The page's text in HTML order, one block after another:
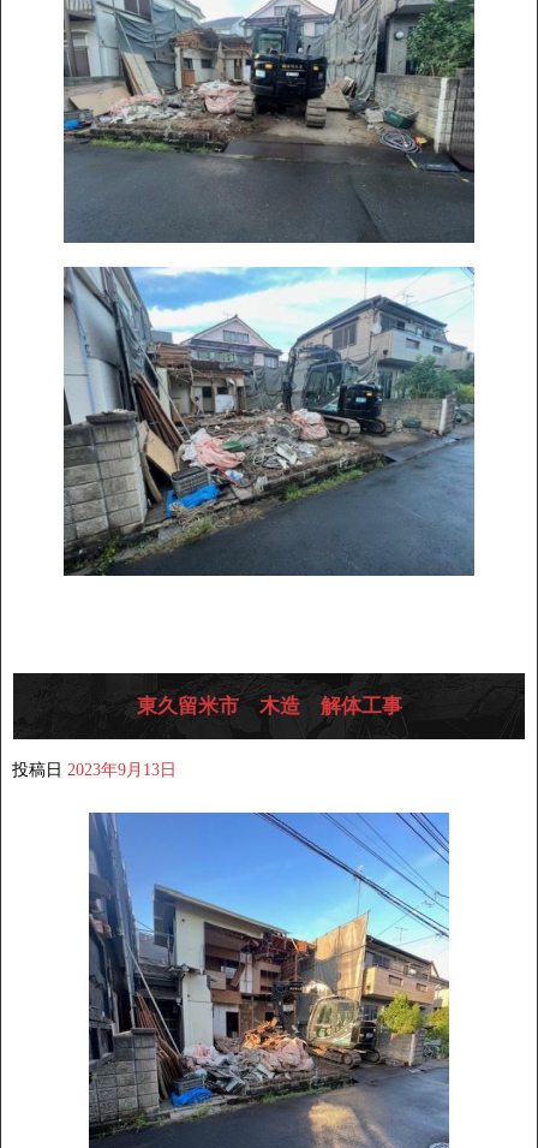
東久留米市 木造 解体工事
投稿日 2023年9月13日